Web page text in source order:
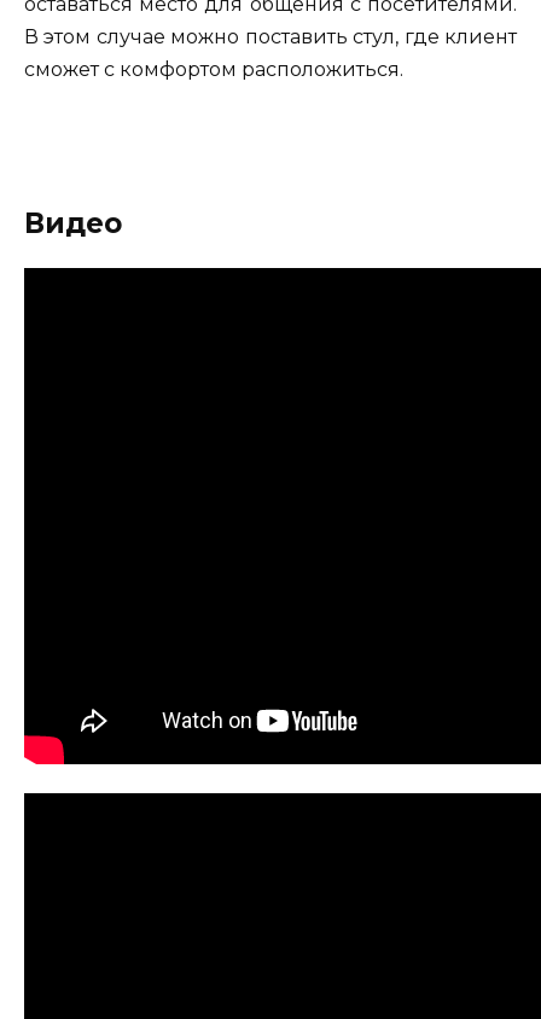
В этом случае можно поставить стул, где клиент
сможет с комфортом расположиться.
Видео